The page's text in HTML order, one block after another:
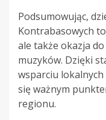
Podsumowując,
Kontrabasowych
ale także okazja
muzyków. Dzięki
wsparciu
się ważnym
regionu.